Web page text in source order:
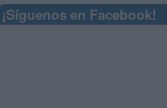
¡Síguenos en Facebook!